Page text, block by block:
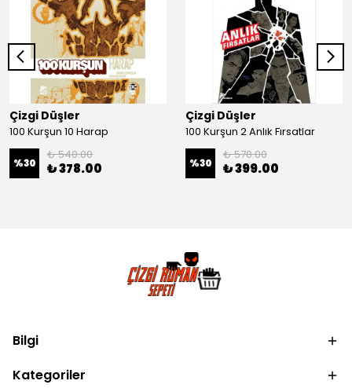
Çizgi Düşler
100 Kurşun 10 Harap
%30
₺ 540.00
₺ 378.00
Çizgi Düşler
100 Kurşun 2 Anlık Fırsatlar
%30
₺ 570.00
₺ 399.00
Bilgi
Kategoriler